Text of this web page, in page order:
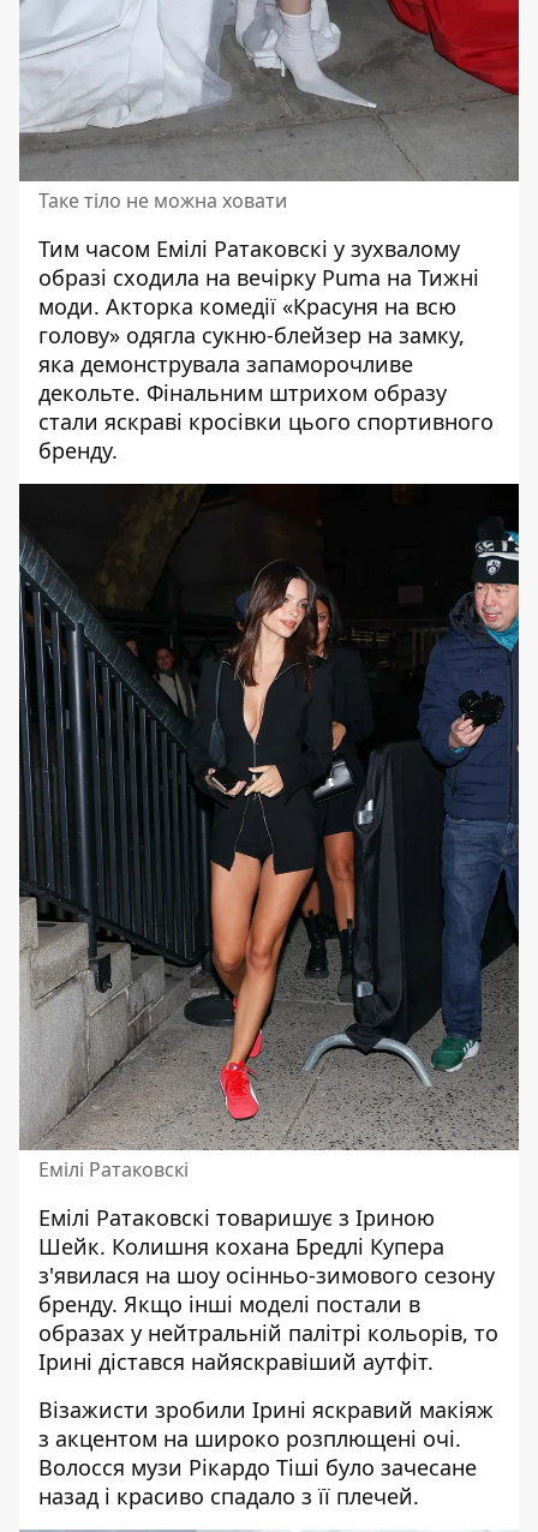
Таке тіло не можна ховати
Тим часом Емілі Ратаковскі у зухвалому
образі сходила на вечірку Puma на Тижні
моди. Акторка комедії «Красуня на всю
голову» одягла сукню-блейзер на замку,
яка демонструвала запаморочливе
декольте. Фінальним штрихом образу
стали яскраві кросівки цього спортивного
бренду.
Емілі Ратаковскі
Емілі Ратаковскі товаришує з Іриною
Шейк. Колишня кохана Бредлі Купера
з'явилася на шоу осінньо-зимового сезону
бренду. Якщо інші моделі постали в
образах у нейтральній палітрі кольорів, то
Ірині дістався найяскравіший аутфіт.
Візажисти зробили Ірині яскравий макіяж
з акцентом на широко розплющені очі.
Волосся музи Рікардо Тіші було зачесане
назад і красиво спадало з її плечей.